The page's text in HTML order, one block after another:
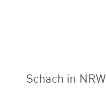
Schach in NRW